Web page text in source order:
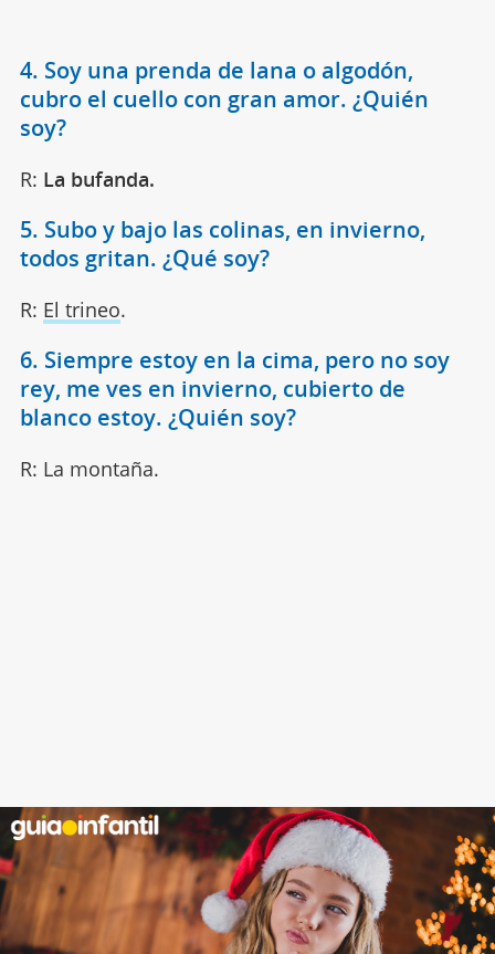
4. Soy una prenda de lana o algodón,
cubro el cuello con gran amor. ¿Quién
soy?
R: La bufanda.
5. Subo y bajo las colinas, en invierno,
todos gritan. ¿Qué soy?
R: El trineo.
6. Siempre estoy en la cima, pero no soy
rey, me ves en invierno, cubierto de
blanco estoy. ¿Quién soy?
R: La montaña.